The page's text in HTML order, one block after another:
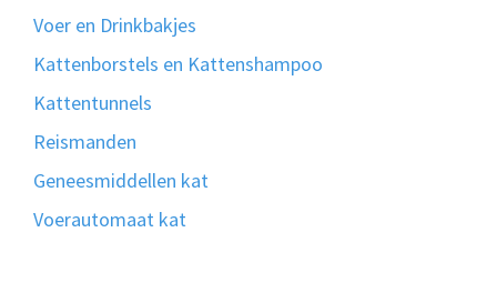
Voer en Drinkbakjes
Kattenborstels en Kattenshampoo
Kattentunnels
Reismanden
Geneesmiddellen kat
Voerautomaat kat